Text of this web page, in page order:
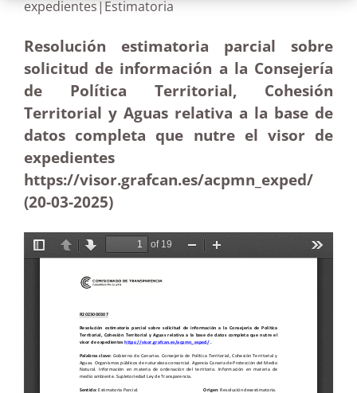
expedientes|Estimatoria
Resolución estimatoria parcial sobre
solicitud de información a la Consejería
de Política Territorial, Cohesión
Territorial y Aguas relativa a la base de
datos completa que nutre el visor de
expedientes
https://visor.grafcan.es/acpmn_exped/
(20-03-2025)